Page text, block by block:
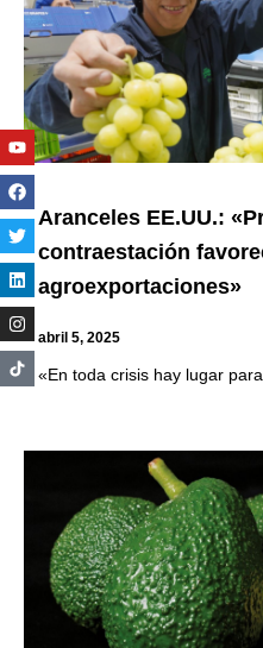
Aranceles EE.UU.:
contraestación
agroexportaciones»
abril 5, 2025
«En toda crisis hay lugar
Youtube
Facebook
Twitter
Linkedin
Instagram